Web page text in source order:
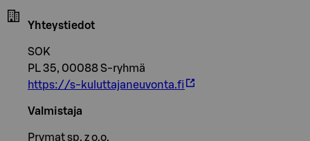
Yhteystiedot
SOK
PL 35, 00088 S-ryhmä
https://s-kuluttajaneuvonta.fi
Valmistaja
Prymat sp. z o.o.